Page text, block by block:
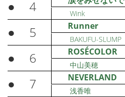
● 4 Wink
● 5 Runner
BAKUFU-SLUMP
● 6 ROSÉCOLOR
中山美穂
● 7 NEVERLAND
浅香唯